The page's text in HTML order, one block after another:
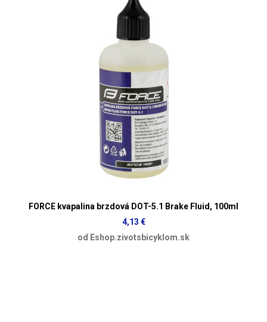
FORCE kvapalina brzdová DOT-5.1 Brake Fluid, 100ml
4,13 €
od Eshop.zivotsbicyklom.sk